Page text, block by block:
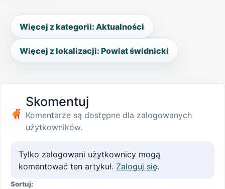
Więcej z kategorii: Aktualności
Więcej z lokalizacji: Powiat świdnicki
Skomentuj
Komentarze są dostępne dla zalogowanych
użytkowników.
Tylko zalogowani użytkownicy mogą
komentować ten artykuł. Zaloguj się.
Sortuj: